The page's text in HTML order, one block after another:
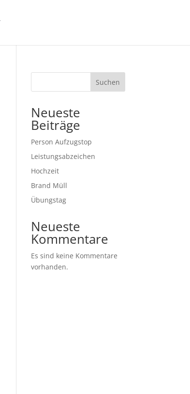
Suchen
Neueste
Beiträge
Person Aufzugstop
Leistungsabzeichen
Hochzeit
Brand Müll
Übungstag
Neueste
Kommentare
Es sind keine Kommentare
vorhanden.